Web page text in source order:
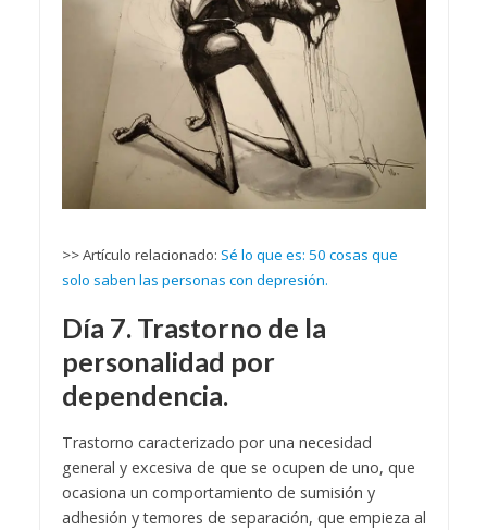
>> Artículo relacionado: Sé lo que es: 50 cosas que
solo saben las personas con depresión.
Día 7. Trastorno de la
personalidad por
dependencia.
Trastorno caracterizado por una necesidad
general y excesiva de que se ocupen de uno, que
ocasiona un comportamiento de sumisión y
adhesión y temores de separación, que empieza al